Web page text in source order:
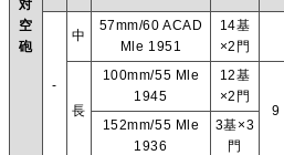
対
空
砲
-
中
57mm/60 ACAD
Mle 1951
14基
×2門
長
100mm/55 Mle
1945
12基
×2門
9
152mm/55 Mle
1936
3基×3
門